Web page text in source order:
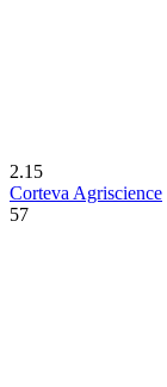
2.15
Corteva Agriscience
57